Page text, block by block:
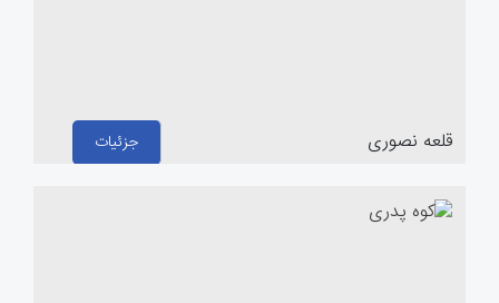
قلعه نصوری جزئیات